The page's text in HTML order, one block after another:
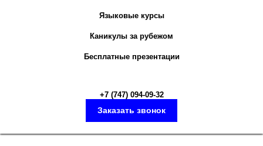
Языковые курсы
Каникулы за рубежом
Бесплатные презентации
+7 (747) 094-09-32
Заказать звонок